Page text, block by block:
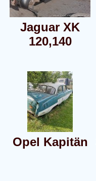
Jaguar XK
120,140
Opel Kapitän